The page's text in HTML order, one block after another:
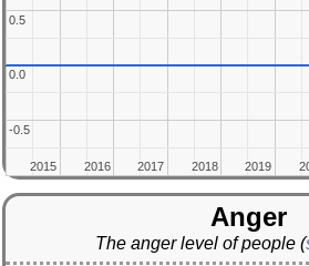
2015
2015 2016
2016 2017
2017 2018
2018 2019
2019
-0.5
-0.5
0.0
0.0
0.5
0.5
Anger
The anger level of people (